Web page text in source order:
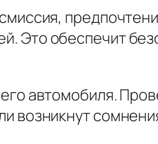
Это обеспечит
автомобиля.
возникнут